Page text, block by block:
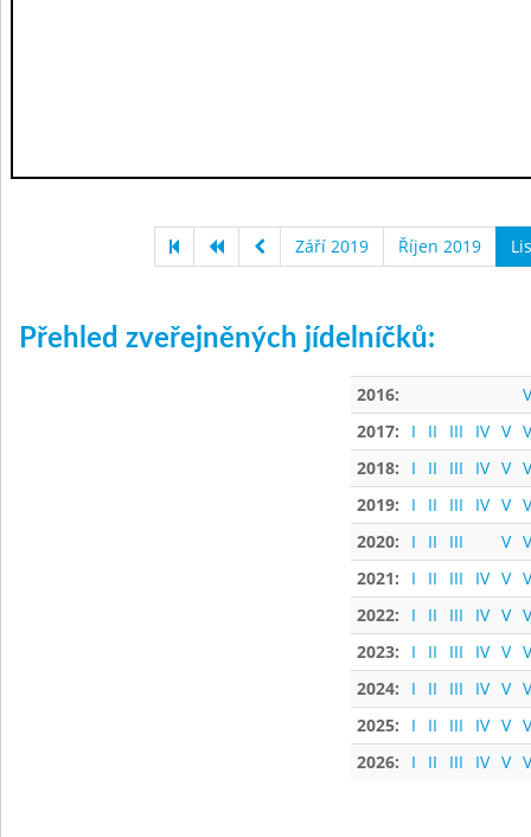
Září 2019 Říjen 2019
Přehled zveřejněných jídelníčků:
2016:
2017:
I II III IV V
2018:
I II III IV V
2019:
I II III IV V
2020:
I II III V
2021:
I II III IV V
2022:
I II III IV V
2023:
I II III IV V
2024:
I II III IV V
2025:
I II III IV V
2026:
I II III IV V